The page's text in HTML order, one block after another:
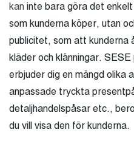
kan inte bara göra det
som kunderna köper, utan
publicitet, som att kunderna
kläder och klänningar. SESE
erbjuder dig en mängd olika
anpassade tryckta
detaljhandelspåsar etc.,
du vill visa den för kunderna.